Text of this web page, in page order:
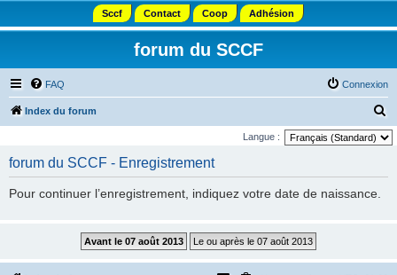
Sccf Contact Coop Adhésion
forum du SCCF
FAQ Connexion
Index du forum
e
Langue :
forum du SCCF - Enregistrement
Pour continuer l’enregistrement, indiquez votre date de naissance.